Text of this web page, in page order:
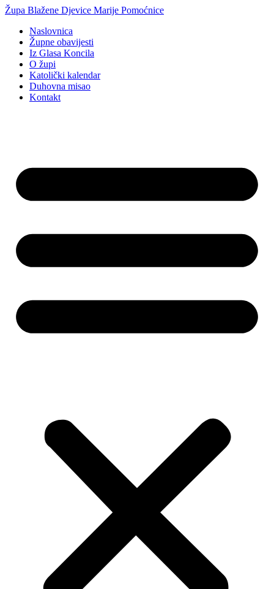
Idi
sadržaj
Župa Blažene Djevice Marije Pomoćnice
Naslovnica
Župne obavijesti
Iz Glasa Koncila
O župi
Katolički kalendar
Duhovna misao
Kontakt